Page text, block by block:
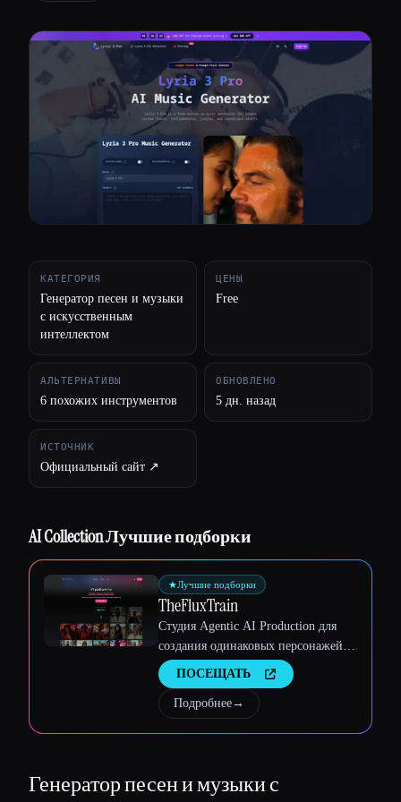
Все категории
О нас
КАТЕГОРИЯ
Генератор песен и музыки
с искусственным
интеллектом
ЦЕНЫ
Free
АЛЬТЕРНАТИВЫ
6 похожих инструментов
ОБНОВЛЕНО
5 дн. назад
ИСТОЧНИК
Официальный сайт ↗︎
AI Collection Лучшие подборки
★Лучшие подборки
TheFluxTrain
Студия Agentic AI Production для
создания одинаковых персонажей,
рабочих процессов и видео
ПОСЕЩАТЬ
Подробнее→
Генератор песен и музыки с